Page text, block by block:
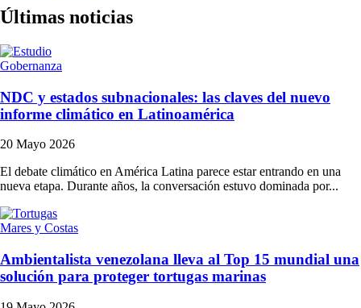
Últimas noticias
Gobernanza
NDC y estados subnacionales: las claves del nuevo
informe climático en Latinoamérica
20 Mayo 2026
El debate climático en América Latina parece estar entrando en una
nueva etapa. Durante años, la conversación estuvo dominada por...
Mares y Costas
Ambientalista venezolana lleva al Top 15 mundial una
solución para proteger tortugas marinas